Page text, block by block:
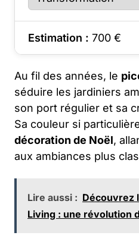
Estimation : 700 €
Au fil des années, le
séduire les jardiniers
son port régulier et sa
Sa couleur si
décoration de Noël,
aux ambiances plus
Lire aussi : Découvrez
Living : une révolution